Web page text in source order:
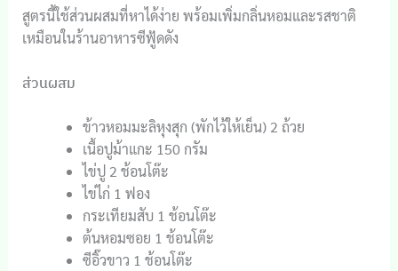
สูตรนี้ใช้ส่วนผสมที่หาได้ง่าย พร้อมเพิ่มกลิ่นหอมและรสชาติ
เหมือนในร้านอาหารซีฟู้ดดัง
ส่วนผสม
ข้าวหอมมะลิหุงสุก (พักไว้ให้เย็น) 2 ถ้วย
เนื้อปูม้าแกะ 150 กรัม
ไข่ปู 2 ช้อนโต๊ะ
ไข่ไก่ 1 ฟอง
กระเทียมสับ 1 ช้อนโต๊ะ
ต้นหอมซอย 1 ช้อนโต๊ะ
ซีอิ๊วขาว 1 ช้อนโต๊ะ